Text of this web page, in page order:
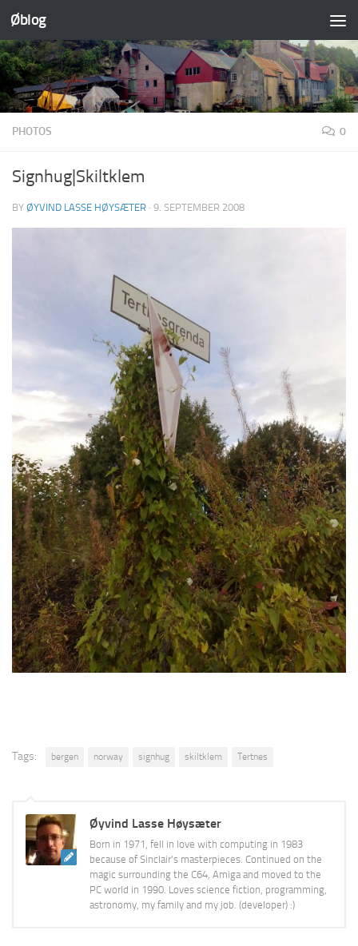
Skip to content
Øblog
PHOTOS 0
Signhug|Skiltklem
BY ØYVIND LASSE HØYSÆTER · 9. SEPTEMBER 2008
Tags: bergen norway signhug skiltklem Tertnes
Øyvind Lasse Høysæter
Born in 1971, fell in love with computing in 1983
because of Sinclair's masterpieces. Continued on the
magic surrounding the C64, Amiga and moved to the
PC world in 1990. Loves science fiction, programming,
astronomy, my family and my job. (developer) :)